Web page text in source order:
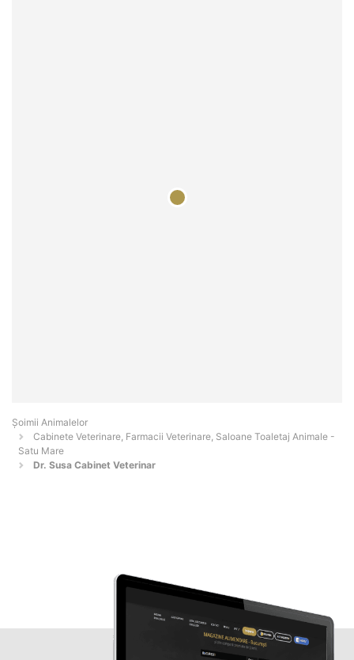
Şoimii Animalelor
Cabinete Veterinare, Farmacii Veterinare, Saloane Toaletaj Animale -
Satu Mare
Dr. Susa Cabinet Veterinar